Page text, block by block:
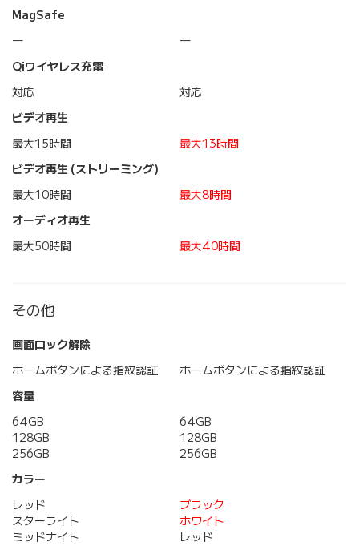
MagSafe
―
―
Qiワイヤレス充電
対応
対応
ビデオ再生
最大15時間
最大13時間
ビデオ再生 (ストリーミング)
最大10時間
最大8時間
オーディオ再生
最大50時間
最大40時間
その他
画面ロック解除
ホームボタンによる指紋認証
ホームボタンによる指紋認証
容量
64GB
128GB
256GB
64GB
128GB
256GB
カラー
レッド
スターライト
ミッドナイト
ブラック
ホワイト
レッド